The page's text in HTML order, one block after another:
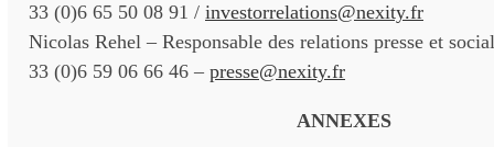
33 (0)6 65 50 08 91 / investorrelations@nexity.fr
Nicolas Rehel – Responsable des relations presse et
33 (0)6 59 06 66 46 – presse@nexity.fr
ANNEXES